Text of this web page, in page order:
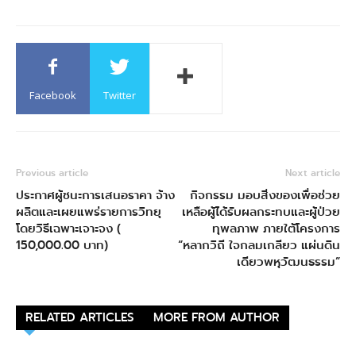
Facebook Twitter
Previous article
ประกาศผู้ชนะการเสนอราคา จ้าง
ผลิตและเผยแพร่รายการวิทยุ
โดยวิธีเฉพาะเจาะจง (
150,000.00 บาท)
Next article
กิจกรรม มอบสิ่งของเพื่อช่วย
เหลือผู้ได้รับผลกระทบและผู้ป่วย
ทุพลภาพ ภายใต้โครงการ
“หลากวิถี ใจกลมเกลียว แผ่นดิน
เดียวพหุวัฒนธรรม”
RELATED ARTICLES MORE FROM AUTHOR